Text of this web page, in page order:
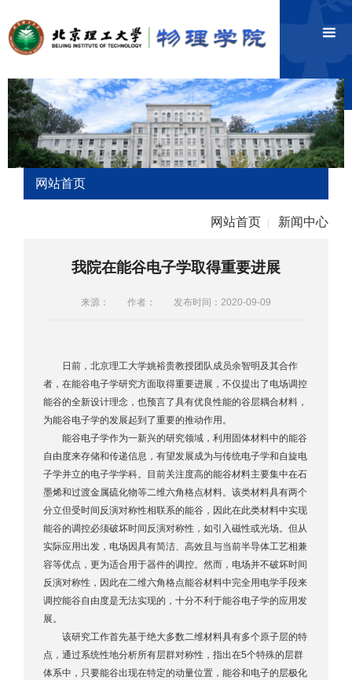
网站首页
网站首页 新闻中心
我院在能谷电子学取得重要进展
来源： 作者： 发布时间：2020-09-09
日前，北京理工大学姚裕贵教授团队成员余智明及其合作
者，在能谷电子学研究方面取得重要进展，不仅提出了电场调控
能谷的全新设计理念，也预言了具有优良性能的谷层耦合材料，
为能谷电子学的发展起到了重要的推动作用。
能谷电子学作为一新兴的研究领域，利用固体材料中的能谷
自由度来存储和传递信息，有望发展成为与传统电子学和自旋电
子学并立的电子学学科。目前关注度高的能谷材料主要集中在石
墨烯和过渡金属硫化物等二维六角格点材料。该类材料具有两个
分立但受时间反演对称性相联系的能谷，因此在此类材料中实现
能谷的调控必须破坏时间反演对称性，如引入磁性或光场。但从
实际应用出发，电场因具有简洁、高效且与当前半导体工艺相兼
容等优点，更为适合用于器件的调控。然而，电场并不破坏时间
反演对称性，因此在二维六角格点能谷材料中完全用电学手段来
调控能谷自由度是无法实现的，十分不利于能谷电子学的应用发
展。
该研究工作首先基于绝大多数二维材料具有多个原子层的特
点，通过系统性地分析所有层群对称性，指出在5个特殊的层群
体系中，只要能谷出现在特定的动量位置，能谷和电子的层极化